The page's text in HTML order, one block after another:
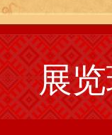
展